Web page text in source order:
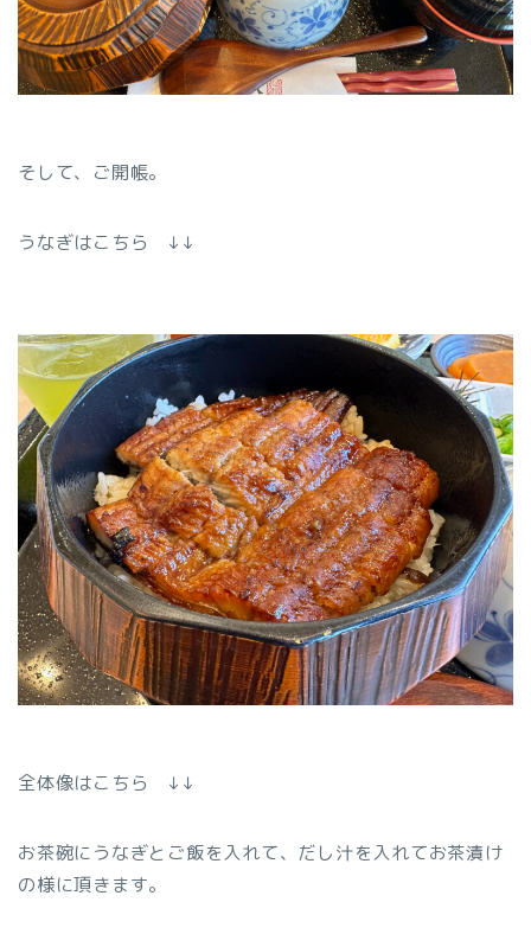
そして、ご開帳。
うなぎはこちら ↓↓
全体像はこちら ↓↓
お茶碗にうなぎとご飯を入れて、だし汁を入れてお茶漬け
の様に頂きます。